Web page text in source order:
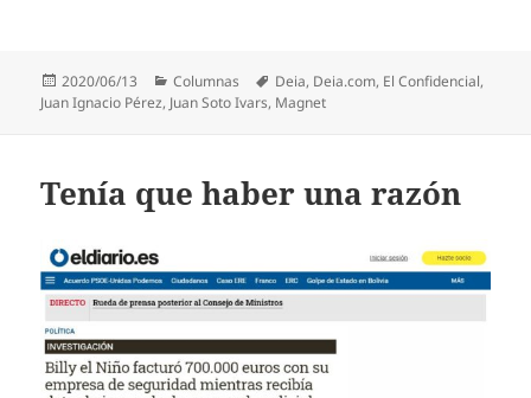
Publicado
el
2020/06/13 Categorías
Columnas Etiquetas
Deia, Deia.com, El Confidencial,
Juan Ignacio Pérez, Juan Soto Ivars, Magnet
Tenía que haber una razón